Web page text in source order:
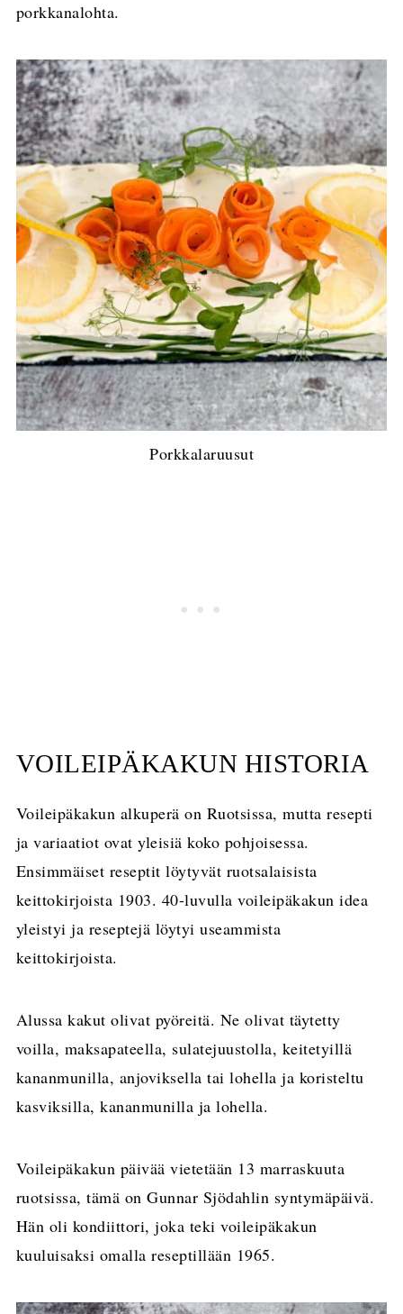
porkkanalohta.
Porkkalaruusut
VOILEIPÄKAKUN HISTORIA
Voileipäkakun alkuperä on Ruotsissa, mutta resepti
ja variaatiot ovat yleisiä koko pohjoisessa.
Ensimmäiset reseptit löytyvät ruotsalaisista
keittokirjoista 1903. 40-luvulla voileipäkakun idea
yleistyi ja reseptejä löytyi useammista
keittokirjoista.
Alussa kakut olivat pyöreitä. Ne olivat täytetty
voilla, maksapateella, sulatejuustolla, keitetyillä
kananmunilla, anjoviksella tai lohella ja koristeltu
kasviksilla, kananmunilla ja lohella.
Voileipäkakun päivää vietetään 13 marraskuuta
ruotsissa, tämä on Gunnar Sjödahlin syntymäpäivä.
Hän oli kondiittori, joka teki voileipäkakun
kuuluisaksi omalla reseptillään 1965.